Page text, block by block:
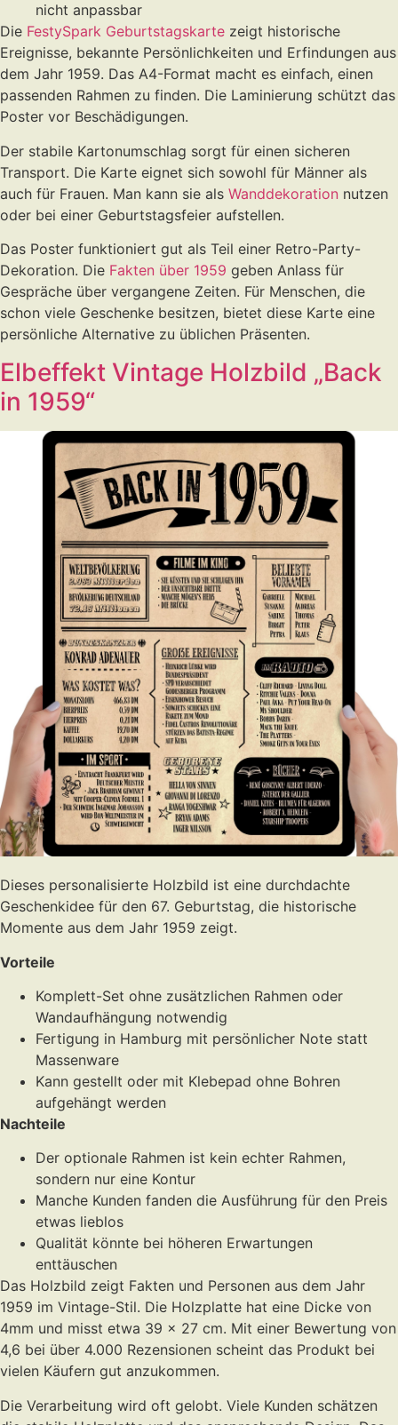
nicht anpassbar
Die FestySpark Geburtstagskarte zeigt historische
Ereignisse, bekannte Persönlichkeiten und Erfindungen aus
dem Jahr 1959. Das A4-Format macht es einfach, einen
passenden Rahmen zu finden. Die Laminierung schützt das
Poster vor Beschädigungen.
Der stabile Kartonumschlag sorgt für einen sicheren
Transport. Die Karte eignet sich sowohl für Männer als
auch für Frauen. Man kann sie als Wanddekoration nutzen
oder bei einer Geburtstagsfeier aufstellen.
Das Poster funktioniert gut als Teil einer Retro-Party-
Dekoration. Die Fakten über 1959 geben Anlass für
Gespräche über vergangene Zeiten. Für Menschen, die
schon viele Geschenke besitzen, bietet diese Karte eine
persönliche Alternative zu üblichen Präsenten.
Elbeffekt Vintage Holzbild „Back
in 1959“
Dieses personalisierte Holzbild ist eine durchdachte
Geschenkidee für den 67. Geburtstag, die historische
Momente aus dem Jahr 1959 zeigt.
Vorteile
Komplett-Set ohne zusätzlichen Rahmen oder
Wandaufhängung notwendig
Fertigung in Hamburg mit persönlicher Note statt
Massenware
Kann gestellt oder mit Klebepad ohne Bohren
aufgehängt werden
Nachteile
Der optionale Rahmen ist kein echter Rahmen,
sondern nur eine Kontur
Manche Kunden fanden die Ausführung für den Preis
etwas lieblos
Qualität könnte bei höheren Erwartungen
enttäuschen
Das Holzbild zeigt Fakten und Personen aus dem Jahr
1959 im Vintage-Stil. Die Holzplatte hat eine Dicke von
4mm und misst etwa 39 x 27 cm. Mit einer Bewertung von
4,6 bei über 4.000 Rezensionen scheint das Produkt bei
vielen Käufern gut anzukommen.
Die Verarbeitung wird oft gelobt. Viele Kunden schätzen